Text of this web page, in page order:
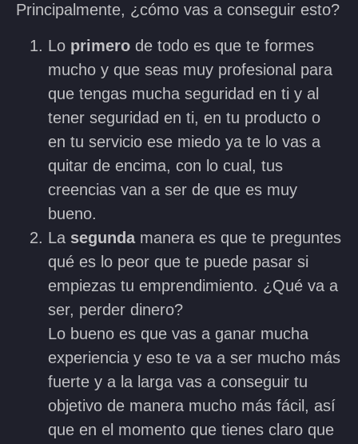
Principalmente, ¿cómo vas a conseguir esto?
Lo primero de todo es que te formes
mucho y que seas muy profesional para
que tengas mucha seguridad en ti y al
tener seguridad en ti, en tu producto o
en tu servicio ese miedo ya te lo vas a
quitar de encima, con lo cual, tus
creencias van a ser de que es muy
bueno.
La segundamanera es que te preguntes
qué es lo peor que te puede pasar si
empiezas tu emprendimiento. ¿Qué va a
ser, perder dinero?
Lo bueno es que vas a ganar mucha
experiencia y eso te va a ser mucho más
fuerte y a la larga vas a conseguir tu
objetivo de manera mucho más fácil, así
que en el momento que tienes claro que